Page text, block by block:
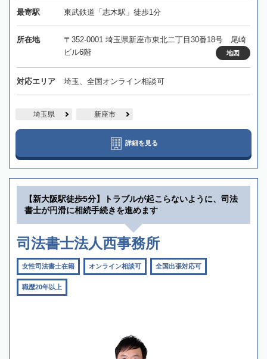
最寄駅 東武鉄道「志木駅」徒歩1分
所在地
〒352-0001 埼玉県新座市東北二丁目30番18号 尾崎
ビル6階
地図
対応エリア 埼玉、全国オンライン相談可
埼玉県 新座市
詳細を見る
【新大阪駅徒歩5分】トラブルが起こらないように、司法
書士が円滑に相続手続きを進めます
司法書士法人西事務所
女性司法書士在籍 オンライン相談可 全国出張対応可
職歴20年以上